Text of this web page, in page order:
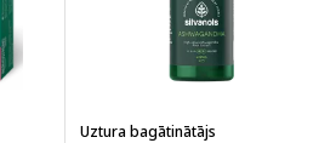
Uztura bagātinātājs